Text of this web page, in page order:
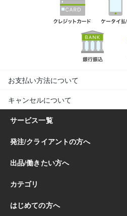
お支払い方法について
キャンセルについて